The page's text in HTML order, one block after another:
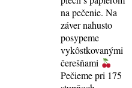
na pečenie. Na
záver nahusto
posypeme
vykôstkovanými
čerešňami
Pečieme pri 175